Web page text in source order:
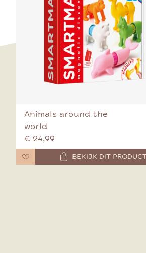
Animals around the
world
€ 24,99
BEKIJK DIT